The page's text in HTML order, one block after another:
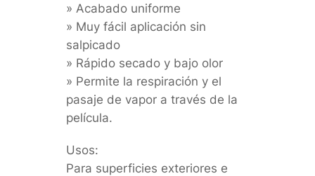
» Acabado uniforme
» Muy fácil aplicación sin
salpicado
» Rápido secado y bajo olor
» Permite la respiración y el
pasaje de vapor a través de la
película.
Usos:
Para superficies exteriores e